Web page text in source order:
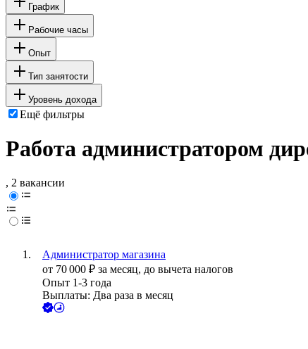
График
Рабочие часы
Опыт
Тип занятости
Уровень дохода
Ещё фильтры
Работа администратором
, 2 вакансии
Администратор магазина
от 70 000 ₽ за месяц, до вычета налогов
Опыт 1-3 года
Выплаты: Два раза в месяц